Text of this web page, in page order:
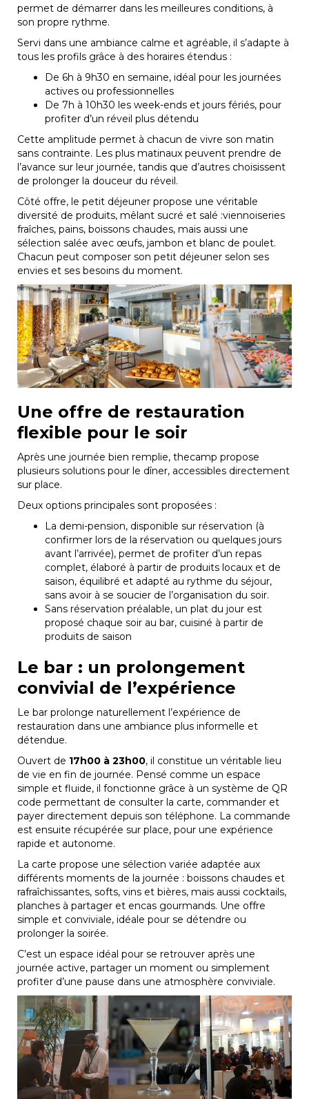
permet de démarrer dans les meilleures conditions, à
son propre rythme.
Servi dans une ambiance calme et agréable, il s’adapte à
tous les profils grâce à des horaires étendus :
De 6h à 9h30 en semaine, idéal pour les journées
actives ou professionnelles
De 7h à 10h30 les week-ends et jours fériés, pour
profiter d’un réveil plus détendu
Cette amplitude permet à chacun de vivre son matin
sans contrainte. Les plus matinaux peuvent prendre de
l’avance sur leur journée, tandis que d’autres choisissent
de prolonger la douceur du réveil.
Côté offre, le petit déjeuner propose une véritable
diversité de produits, mêlant sucré et salé :viennoiseries
fraîches, pains, boissons chaudes, mais aussi une
sélection salée avec œufs, jambon et blanc de poulet.
Chacun peut composer son petit déjeuner selon ses
envies et ses besoins du moment.
Une offre de restauration
flexible pour le soir
Après une journée bien remplie, thecamp propose
plusieurs solutions pour le dîner, accessibles directement
sur place.
Deux options principales sont proposées :
La demi-pension, disponible sur réservation (à
confirmer lors de la réservation ou quelques jours
avant l’arrivée), permet de profiter d’un repas
complet, élaboré à partir de produits locaux et de
saison, équilibré et adapté au rythme du séjour,
sans avoir à se soucier de l’organisation du soir.
Sans réservation préalable, un plat du jour est
proposé chaque soir au bar, cuisiné à partir de
produits de saison
Le bar : un prolongement
convivial de l’expérience
Le bar prolonge naturellement l’expérience de
restauration dans une ambiance plus informelle et
détendue.
Ouvert de 17h00 à 23h00, il constitue un véritable lieu
de vie en fin de journée. Pensé comme un espace
simple et fluide, il fonctionne grâce à un système de QR
code permettant de consulter la carte, commander et
payer directement depuis son téléphone. La commande
est ensuite récupérée sur place, pour une expérience
rapide et autonome.
La carte propose une sélection variée adaptée aux
différents moments de la journée : boissons chaudes et
rafraîchissantes, softs, vins et bières, mais aussi cocktails,
planches à partager et encas gourmands. Une offre
simple et conviviale, idéale pour se détendre ou
prolonger la soirée.
C’est un espace idéal pour se retrouver après une
journée active, partager un moment ou simplement
profiter d’une pause dans une atmosphère conviviale.